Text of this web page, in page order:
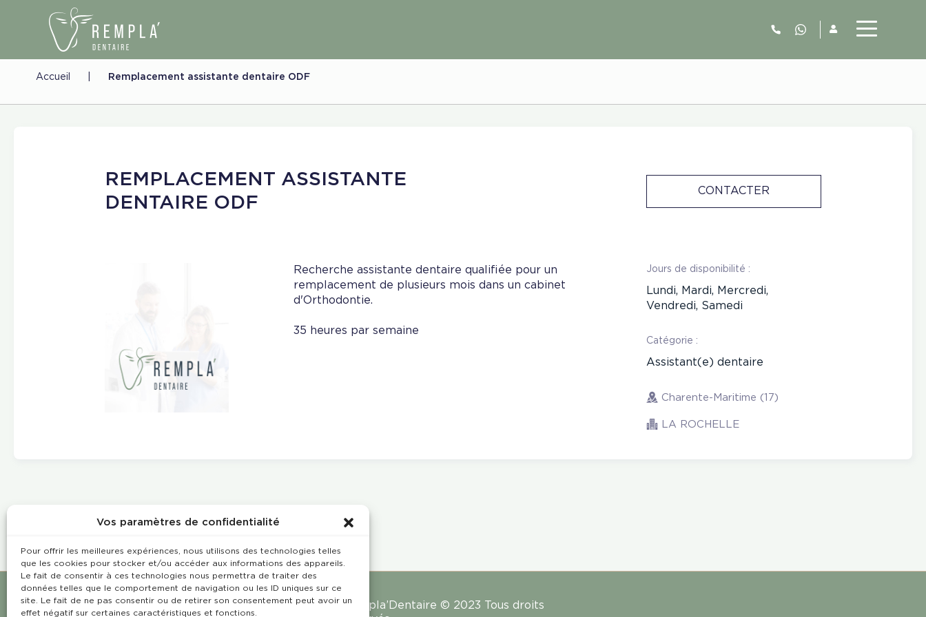
Vos paramètres de confidentialité
Pour offrir les meilleures expériences, nous utilisons des technologies telles
que les cookies pour stocker et/ou accéder aux informations des appareils.
Le fait de consentir à ces technologies nous permettra de traiter des
données telles que le comportement de navigation ou les ID uniques sur ce
site. Le fait de ne pas consentir ou de retirer son consentement peut avoir un
effet négatif sur certaines caractéristiques et fonctions.
06.52.63.77.73
Accueil Remplacement assistante dentaire ODF
REMPLACEMENT ASSISTANTE
DENTAIRE ODF
CONTACTER
Recherche assistante dentaire qualifiée pour un
remplacement de plusieurs mois dans un cabinet
d'Orthodontie.
35 heures par semaine
Jours de disponibilité :
Lundi, Mardi, Mercredi,
Vendredi, Samedi
Catégorie :
Assistant(e) dentaire
Charente-Maritime (17)
LA ROCHELLE
Rempla’Dentaire © 2023 Tous droits